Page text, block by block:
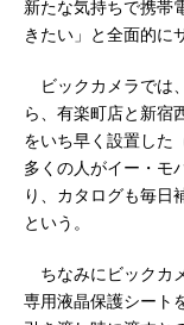
新たな気持ちで携帯
きたい」と全面的に
ビックカメラでは
ら、有楽町店と新宿
をいち早く設置した
多くの人がイー・モ
り、カタログも毎日
という。
ちなみにビックカ
専用液晶保護シート